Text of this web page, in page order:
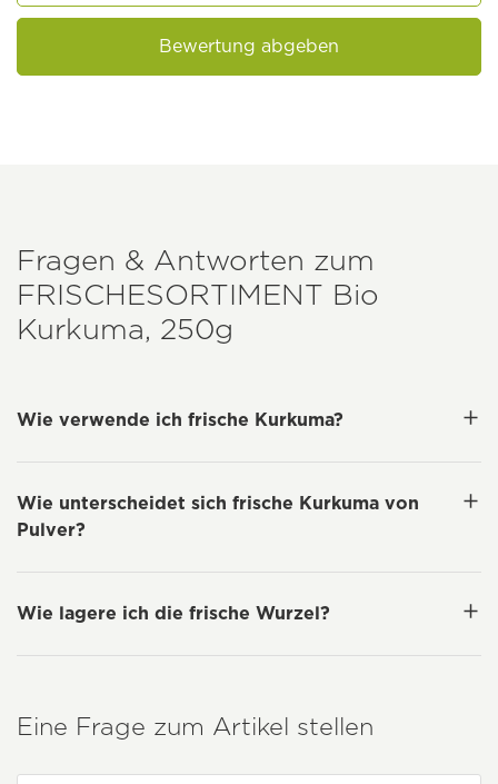
Bewertung abgeben
Fragen & Antworten zum
FRISCHESORTIMENT Bio
Kurkuma, 250g
Wie verwende ich frische Kurkuma?
Wie unterscheidet sich frische Kurkuma von
Pulver?
Wie lagere ich die frische Wurzel?
Eine Frage zum Artikel stellen